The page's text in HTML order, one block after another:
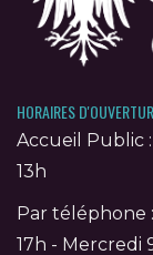
HORAIRES
Accueil Public
13h
Par téléphone
17h - Mercredi